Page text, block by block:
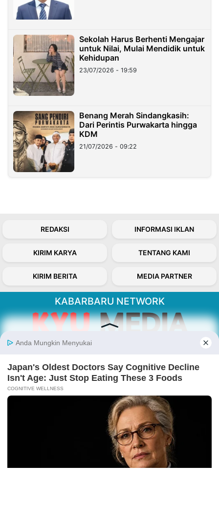
Sekolah Harus Berhenti Mengajar
untuk Nilai, Mulai Mendidik untuk
Kehidupan
23/07/2026 - 19:59
Benang Merah Sindangkasih:
Dari Perintis Purwakarta hingga
KDM
21/07/2026 - 09:22
REDAKSI INFORMASI IKLAN
KIRIM KARYA TENTANG KAMI
KIRIM BERITA MEDIA PARTNER
KABARBARU NETWORK
Kabarbaru.co menyajikan berita aktual dan
inspiratif dari sudut pandang berbaik sangka
Follow Kabarbaru